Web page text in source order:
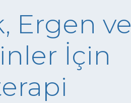
Ergen ve
İçin